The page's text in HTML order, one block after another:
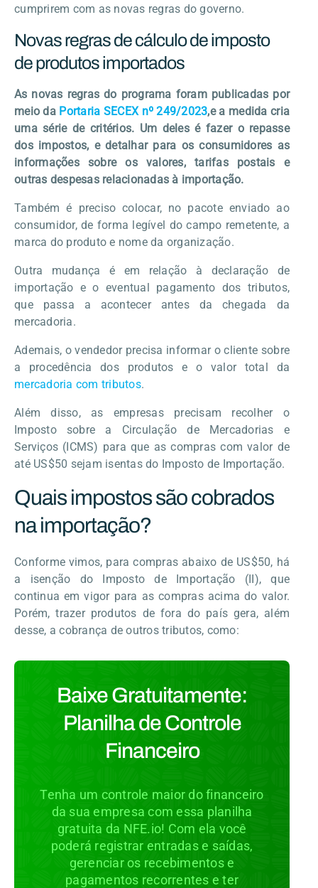
cumprirem com as novas regras do governo.
Novas regras de cálculo de imposto
de produtos importados
As novas regras do programa foram publicadas por
meio da Portaria SECEX nº 249/2023,e a medida cria
uma série de critérios. Um deles é fazer o repasse
dos impostos, e detalhar para os consumidores as
informações sobre os valores, tarifas postais e
outras despesas relacionadas à importação.
Também é preciso colocar, no pacote enviado ao
consumidor, de forma legível do campo remetente, a
marca do produto e nome da organização.
Outra mudança é em relação à declaração de
importação e o eventual pagamento dos tributos,
que passa a acontecer antes da chegada da
mercadoria.
Ademais, o vendedor precisa informar o cliente sobre
a procedência dos produtos e o valor total da
mercadoria com tributos.
Além disso, as empresas precisam recolher o
Imposto sobre a Circulação de Mercadorias e
Serviços (ICMS) para que as compras com valor de
até US$50 sejam isentas do Imposto de Importação.
Quais impostos são cobrados
na importação?
Conforme vimos, para compras abaixo de US$50, há
a isenção do Imposto de Importação (II), que
continua em vigor para as compras acima do valor.
Porém, trazer produtos de fora do país gera, além
desse, a cobrança de outros tributos, como:
Baixe Gratuitamente:
Planilha de Controle
Financeiro
Tenha um controle maior do financeiro
da sua empresa com essa planilha
gratuita da NFE.io! Com ela você
poderá registrar entradas e saídas,
gerenciar os recebimentos e
pagamentos recorrentes e ter